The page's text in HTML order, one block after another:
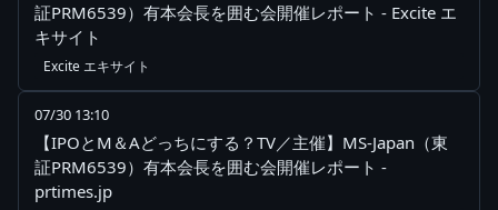
証PRM6539）有本会長を囲む会開催レポート - Excite エ
キサイト
Excite エキサイト
07/30 13:10
【IPOとM＆Aどっちにする？TV／主催】MS-Japan（東
証PRM6539）有本会長を囲む会開催レポート -
prtimes.jp